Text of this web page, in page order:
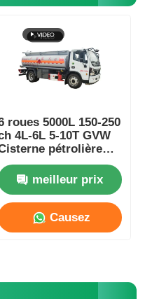
roues 5000L 150-250
4L-6L 5-10T GVW
pétrolière
Camion de livraison
de transport
meilleur prix
Causez